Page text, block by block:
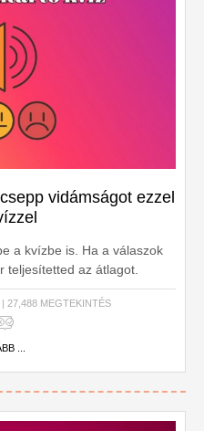
vidámságot ezzel
a kvízbe is. Ha a válaszok
teljesítetted az átlagot.
barátaidnak,
27,488 MEGTEKINTÉS
...